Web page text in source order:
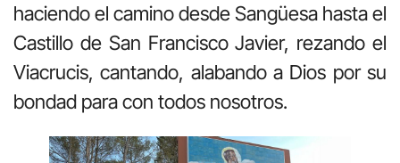
haciendo el camino desde Sangüesa hasta el
Castillo de San Francisco Javier, rezando el
Viacrucis, cantando, alabando a Dios por su
bondad para con todos nosotros.